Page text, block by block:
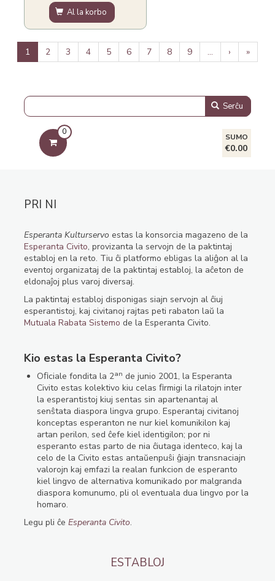
Al la korbo
Pagination
Aktuala
paĝo
1 Paĝo
2 Paĝo
3 Paĝo
4 Paĝo
5 Paĝo
6 Paĝo
7 Paĝo
8 Paĝo
9 …
Next
page
›
Last
page
»
Serĉu
0
SUMO
€0.00
PRI NI
Esperanta Kulturservo estas la konsorcia magazeno de la
Esperanta Civito, provizanta la servojn de la paktintaj
establoj en la reto. Tiu ĉi platformo ebligas la aliĝon al la
eventoj organizataj de la paktintaj establoj, la aĉeton de
eldonaĵoj plus varoj diversaj.
La paktintaj establoj disponigas siajn servojn al ĉiuj
esperantistoj, kaj civitanoj rajtas peti rabaton laŭ la
Mutuala Rabata Sistemo de la Esperanta Civito.
Kio estas la Esperanta Civito?
Oﬁciale fondita la 2an de junio 2001, la Esperanta
Civito estas kolektivo kiu celas ﬁrmigi la rilatojn inter
la esperantistoj kiuj sentas sin apartenantaj al
senŝtata diaspora lingva grupo. Esperantaj civitanoj
konceptas esperanton ne nur kiel komunikilon kaj
artan perilon, sed ĉefe kiel identigilon; por ni
esperanto estas parto de nia ĉiutaga identeco, kaj la
celo de la Civito estas antaŭenpuŝi ĝiajn transnaciajn
valorojn kaj emfazi la realan funkcion de esperanto
kiel lingvo de alternativa komunikado por malgranda
diaspora komunumo, pli ol eventuala dua lingvo por la
homaro.
Legu pli ĉe Esperanta Civito.
ESTABLOJ